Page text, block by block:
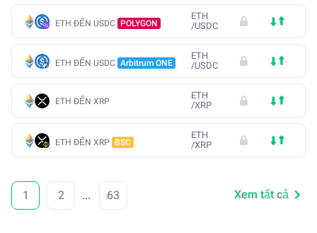
ETH ĐẾN USDC POLYGON
ETH
/USDC
ETH ĐẾN USDC Arbitrum ONE
ETH
/USDC
ETH ĐẾN XRP
ETH
/XRP
ETH ĐẾN XRP BSC
ETH
/XRP
1 2 ... 63 Xem tất cả